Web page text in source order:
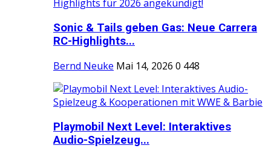
Sonic & Tails geben Gas: Neue Carrera
RC-Highlights...
Bernd Neuke Mai 14, 2026 0 448
Playmobil Next Level: Interaktives
Audio-Spielzeug...